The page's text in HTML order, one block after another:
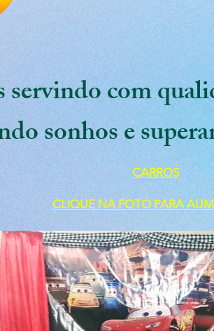
servindo com
sonhos e
CARROS
CLIQUE NA FOTO PARA